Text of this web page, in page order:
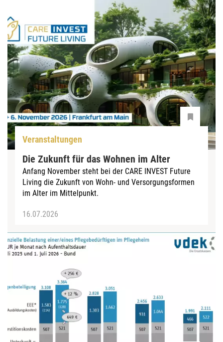
Veranstaltungen
Die Zukunft für das Wohnen im Alter
Anfang November steht bei der CARE INVEST Future
Living die Zukunft von Wohn- und Versorgungsformen
im Alter im Mittelpunkt.
16.07.2026